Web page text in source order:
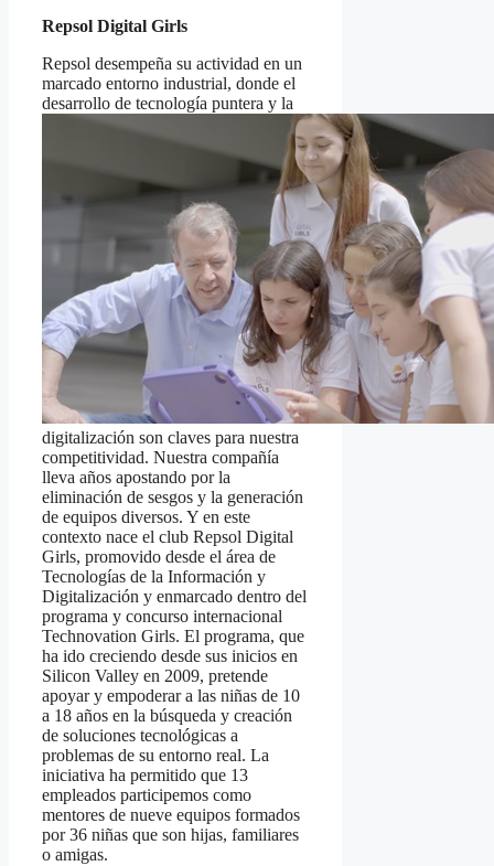
Repsol Digital Girls
Repsol desempeña su actividad en un
marcado entorno industrial, donde el
desarrollo de tecnología puntera y la
digitalización son claves para nuestra
competitividad. Nuestra compañía
lleva años apostando por la
eliminación de sesgos y la generación
de equipos diversos. Y en este
contexto nace el club Repsol Digital
Girls, promovido desde el área de
Tecnologías de la Información y
Digitalización y enmarcado dentro del
programa y concurso internacional
Technovation Girls. El programa, que
ha ido creciendo desde sus inicios en
Silicon Valley en 2009, pretende
apoyar y empoderar a las niñas de 10
a 18 años en la búsqueda y creación
de soluciones tecnológicas a
problemas de su entorno real. La
iniciativa ha permitido que 13
empleados participemos como
mentores de nueve equipos formados
por 36 niñas que son hijas, familiares
o amigas.